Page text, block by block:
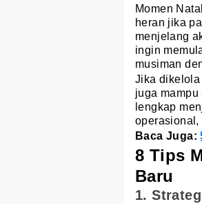
Momen
heran jika
menjelang
ingin
musiman
Jika dikelola
juga
lengkap
operasional,
Baca Juga:
8 Tips
Baru
1.